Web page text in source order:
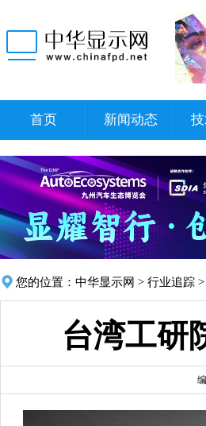
首页 新闻动态
您的位置： 中华显示网 > 行业追踪 >
台湾工研